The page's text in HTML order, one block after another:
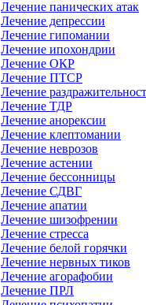
Лечение панических атак
Лечение депрессии
Лечение гипомании
Лечение ипохондрии
Лечение ОКР
Лечение ПТСР
Лечение
Лечение ТДР
Лечение анорексии
Лечение клептомании
Лечение неврозов
Лечение астении
Лечение бессонницы
Лечение СДВГ
Лечение апатии
Лечение шизофрении
Лечение стресса
Лечение белой горячки
Лечение нервных тиков
Лечение агорафобии
Лечение ПРЛ